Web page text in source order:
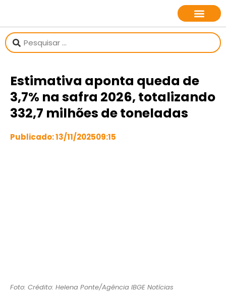
Estimativa aponta queda de
3,7% na safra 2026, totalizando
332,7 milhões de toneladas
Publicado:13/11/202509:15
Foto: Crédito: Helena Ponte/Agência IBGE Notícias